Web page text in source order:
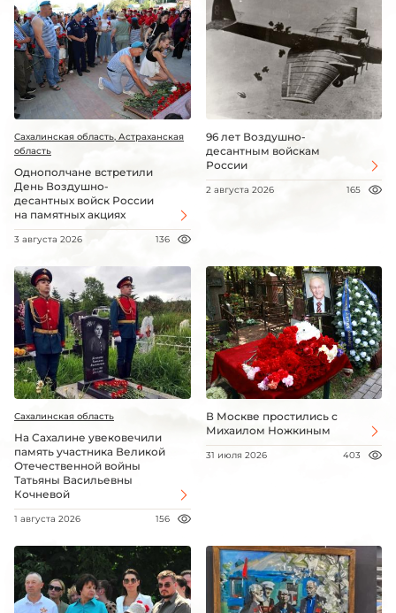
Сахалинская область, Астраханская
область
Однополчане встретили
День Воздушно-
десантных войск России
на памятных акциях
3 августа 2026 136
96 лет Воздушно-
десантным войскам
России
2 августа 2026 165
Сахалинская область
На Сахалине увековечили
память участника Великой
Отечественной войны
Татьяны Васильевны
Кочневой
1 августа 2026 156
В Москве простились с
Михаилом Ножкиным
31 июля 2026 403